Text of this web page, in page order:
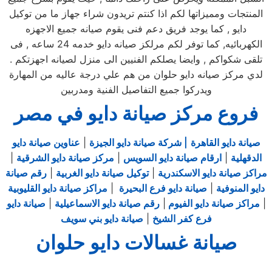
المنتجات ومميزاتها لكم اذا كنتم تريدون شراء جهاز ما من توكيل
دايو , كما يوجد فريق دعم فنى يقوم صيانه جميع الاجهزه
الكهربائيه, كما توفر لكم مرلكز صيانه دايو خدمه 24 ساعه , فى
تلقى شكواكم , وايضا يصلكم الفنيين الى منزل لصيانه اجهزتكم .
لدي مركز صيانه دايو حلوان من هم علي درجة عاليه من المهارة
ويدركوا جميع التفاصيل الفنية ومدربين
فروع مركز صيانة دايو في مصر
صيانة دايو القاهرة | شركة صيانة دايو الجيزة
عناوين صيانة دايو
الدقهلية
ارقام صيانة دايو السويس مركز صيانة دايو الشرقية
مراكز صيانة دايو الاسكندرية |توكيل صيانة دايو الغربية |رقم صيانة
دايو المنوفية
صيانة دايو فرع البحيرة
مراكز صيانة دايو القليوبية
مراكز صيانة دايو الفيوم |رقم صيانة دايو الاسماعيلية
صيانة دايو
فرع كفر الشيخ
صيانة دايو بني سويف
صيانة غسالات دايو حلوان